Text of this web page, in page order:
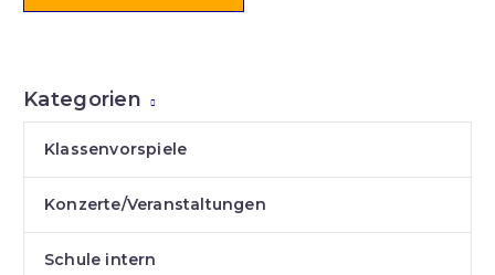
Kategorien
Klassenvorspiele
Konzerte/Veranstaltungen
Schule intern